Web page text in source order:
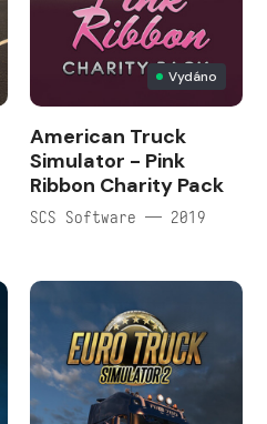
Vydáno
American Truck
Simulator - Pink
Ribbon Charity Pack
SCS Software — 2019